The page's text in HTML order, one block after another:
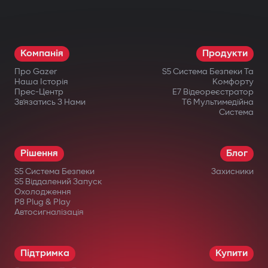
систему. Навіть при фізичному втручанні
запуск неможливий.
Бездротове реле та підкапотний
модуль блокування
Додатковий підкапотний модуль блокує
запуск двигуна навіть при пошкодженні
центрального блоку.
Інтелектуальний дистанційний
Запуск двигуна через застосунок Gazer
Компанія
Про Gazer
Наша Історія
Прес-Центр
Зв’язатись З Нами
Продукти
S5 Система Безпеки Та
Комфорту
E7 Відеореєстратор
T6 Мультимедійна
Система
Рішення
S5 Система Безпеки
S5 Віддалений Запуск
Охолодження
P8 Plug & Play
Автосигналізація
Блог
Захисники
Підтримка Купити